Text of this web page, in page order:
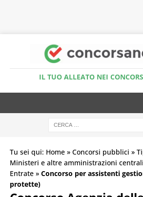
IL TUO ALLEATO NEI
Tu sei qui: Home » Concorsi pubblici »
Ministeri e altre amministrazioni centrali
Entrate » Concorso per assistenti
protette)